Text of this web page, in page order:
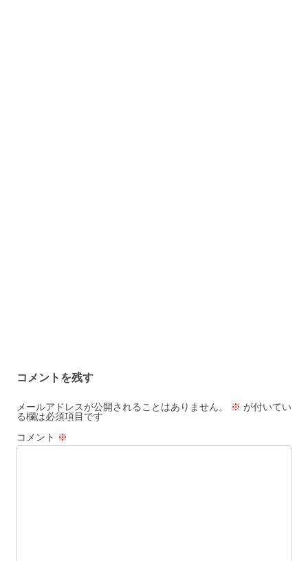
コメントを残す
メールアドレスが公開されることはありません。 ※ が付いてい
る欄は必須項目です
コメント ※